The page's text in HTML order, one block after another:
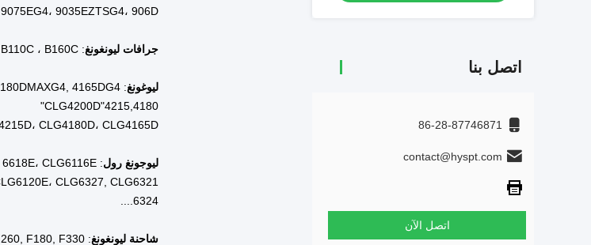
اتصل بنا
86-28-87746871
contact@hyspt.com
اتصل الآن
موقع صالة العرض
الفيديو الخروج التفتيش
تقرير اختبار الآلة
مكان المنشأ
الاسم التجاري